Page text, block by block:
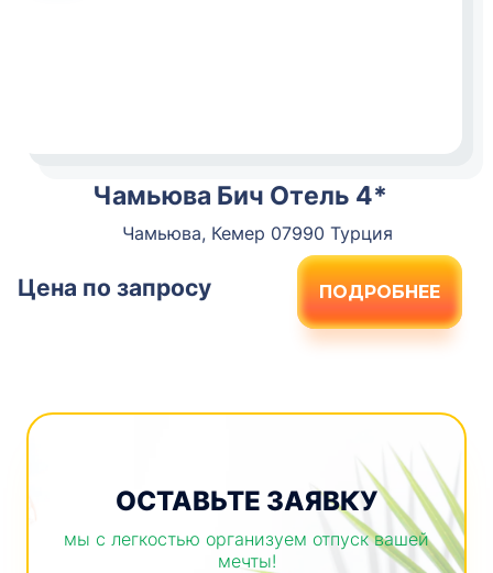
Чамьюва Бич Отель 4*
Чамьюва, Кемер 07990 Турция
Цена по запросу ПОДРОБНЕЕ
ОСТАВЬТЕ ЗАЯВКУ
мы с легкостью организуем отпуск вашей
мечты!